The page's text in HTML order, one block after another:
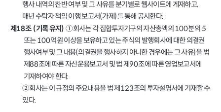
행사 내역의 찬반 여부 및 그 사유를 분기별로 웹사이트에 게재하고,
매년 수탁자 책임 이행 보고서(가제)를 통해 공시한다.
제 18조(기록 유지 )①회사는 각 집합투자기구의 자산총액의 100분의 5
또는100억원 이상을 보유하고 있는 주식의 발행회사에 대한 의결권
행사여부 및 그 내용(의결권을 행사하지 아니한 경우에는 그 사유)을 법
제88조에 따른 자산운용보고서 및 법 제90조에 따른 영업보고서에
기재하여야 한다.
②회사는 이 규정의 주요내용을 법 제 123조의 투자설명서에 기재할 수
있다.